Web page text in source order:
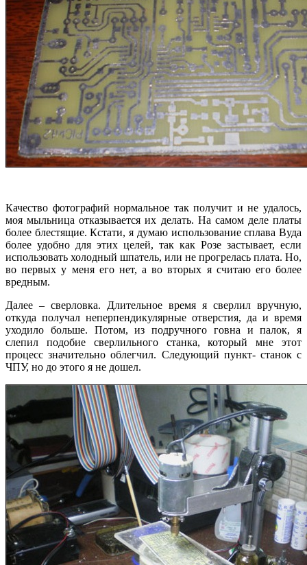
Качество фотографий нормальное так получит и не удалось,
моя мыльница отказывается их делать. На самом деле платы
более блестящие. Кстати, я думаю использование сплава Вуда
более удобно для этих целей, так как Розе застывает, если
использовать холодный шпатель, или не прогрелась плата. Но,
во первых у меня его нет, а во вторых я считаю его более
вредным.
Далее – сверловка. Длительное время я сверлил вручную,
откуда получал неперпендикулярные отверстия, да и время
уходило больше. Потом, из подручного говна и палок, я
слепил подобие сверлильного станка, который мне этот
процесс значительно облегчил. Следующий пункт- станок с
ЧПУ, но до этого я не дошел.